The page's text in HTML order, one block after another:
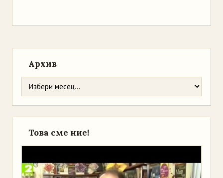
Архив
Това сме ние!